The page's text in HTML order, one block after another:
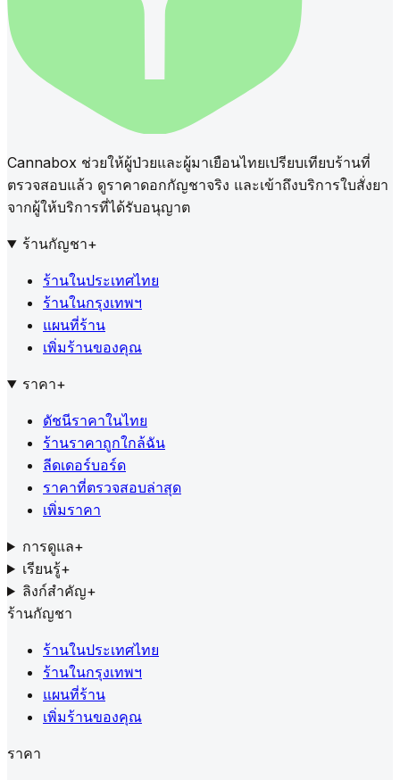
Cannabox ช่วยให้ผู้ป่วยและผู้มาเยือนไทยเปรียบเทียบร้านที่
ตรวจสอบแล้ว ดูราคาดอกกัญชาจริง และเข้าถึงบริการใบสั่งยา
จากผู้ให้บริการที่ได้รับอนุญาต
ร้านกัญชา+
ร้านในประเทศไทย
ร้านในกรุงเทพฯ
แผนที่ร้าน
เพิ่มร้านของคุณ
ราคา+
ดัชนีราคาในไทย
ร้านราคาถูกใกล้ฉัน
ลีดเดอร์บอร์ด
ราคาที่ตรวจสอบล่าสุด
เพิ่มราคา
การดูแล+
เรียนรู้+
ลิงก์สำคัญ+
ร้านกัญชา
ร้านในประเทศไทย
ร้านในกรุงเทพฯ
แผนที่ร้าน
เพิ่มร้านของคุณ
ราคา